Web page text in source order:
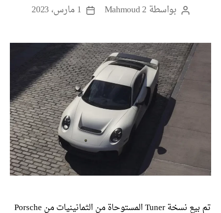
كاتببواسطة Mahmoud 2
تاريخ
1 مارس، 2023
تم بيع نسخة Tuner المستوحاة من الثمانينيات من Porsche